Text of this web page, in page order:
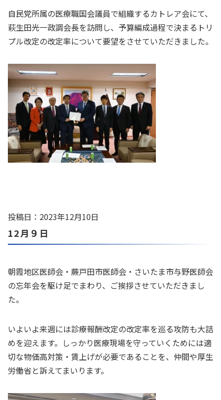
自民党所属の医療職国会議員で組織するカトレア会にて、
萩生田光一政調会長を訪問し、予算編成過程で決まるトリ
プル改定の改定率について要望をさせていただきました。
投稿日：2023年12月10日
12月９日
朝霞地区医師会・蕨戸田市医師会・さいたま市与野医師会
の忘年会を駆け足でまわり、ご挨拶させていただきまし
た。
いよいよ来週には診療報酬改定の改定率を巡る攻防も大詰
めを迎えます。しっかり医療現場を守っていくためには適
切な物価高対策・賃上げが必要であることを、仲間や厚生
労働省と訴えてまいります。